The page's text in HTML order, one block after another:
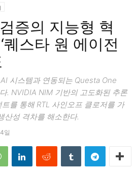
증의 지능형 혁
스타 원 에이전
시스템과 연동되는 Questa One
. NVIDIA NIM 기반의 고도화된 추론
를 통해 RTL 사인오프 클로저를 가
산성 격차를 해소한다.
일